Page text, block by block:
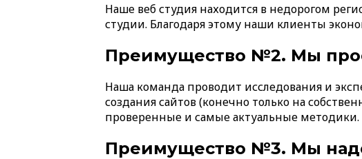
Наше веб студия находится в недорогом
студии. Благодаря этому наши клиенты
Преимущество №2. Мы
Наша команда проводит исследования и
создания сайтов (конечно только на
проверенные и самые актуальные методики.
Преимущество №3. Мы